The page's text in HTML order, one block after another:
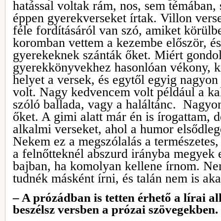
hatással voltak rám, nos, sem
éppen gyerekverseket írtak. Villon
féle fordításáról van szó, amiket
koromban vettem a kezembe először,
gyerekeknek szánták őket. Miért
gyerekkönyvekhez hasonlóan vékony,
helyet a versek, és egytől egyig
volt. Nagy kedvencem volt például a
szóló ballada, vagy a haláltánc.
őket. A gimi alatt már én is írogattam,
alkalmi verseket, ahol a humor
Nekem ez a megszólalás a
a felnőtteknél abszurd irányba
bajban, ha komolyan kellene írnom.
tudnék másként írni, és talán nem is
– A prózádban is tetten érhető a lírai
beszélsz versben a prózai szövegekben.